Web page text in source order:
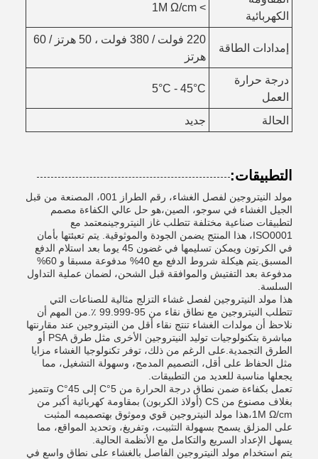
الكهربائية
> 1M Ω/cm
إمدادات الطاقة
220 فولت / 380 فولت ، 50 هرتز / 60
هرتز
درجة حرارة
العمل
5°C - 45°C
الحالة جديد
التطبيقات:
مولد النيتروجين لفصل الغشاء، رقم الطراز 001، المصنعة من قبل
الجيل الغشاء في سوجو، الصين،هو حل عالي الكفاءة مصمم
لتطبيقات صناعية مختلفة تتطلب غاز النيتروجينمعتمد مع
ISO0001، هذا المنتج يضمن الجودة والموثوقية. يتم تعبئتها بأمان
في الكرتون ويمكن تسليمها في غضون 45 يوما بعد استلام الدفع
المسبق.يتم هيكلة شروط الدفع مع 40% مدفوعة مسبقا و 60%
مدفوعة بعد التفتيش والموافقة قبل الشحن، لضمان عملية التداول
السلسة.
هذا مولد النيتروجين لفصل غشاء التزلج مثالية للصناعات التي
تتطلب النيتروجين مع نطاق نقاء من 95-99.999 ٪.من المهم أن
نلاحظ أن مولدات الغشاء تنتج نقاء أقل من النيتروجين عند مقارنتها
مباشرة بتكنولوجيات توليد النيتروجين الأخرى مثل طرق PSA أو
الطرق التجمدية.على الرغم من ذلك، توفر تكنولوجيا الغشاء مزايا
مثل الحفاظ على أقل، التصميم المدمج، وسهولة التشغيل، مما
يجعلها مناسبة للعديد من التطبيقات.
تعمل بكفاءة ضمن نطاق درجة الحرارة من 5°C إلى 45°C وتتميز
بغلاف مصنوع من CS (أولاذ الكربون) بمقاومة كهربائية أكبر من
1M Ω/cm،هذا مولد النيتروجين قوي وموثوق بهتصميمه المثبت
على المزلق يسمح بسهولة التثبيت، وتفريغ، وتحديد المواقع، مما
يسهل الإعداد السريع والتكامل مع الأنظمة الحالية.
يتم استخدام مولد النيتروجين الفاصل بالغشاء على نطاق واسع في